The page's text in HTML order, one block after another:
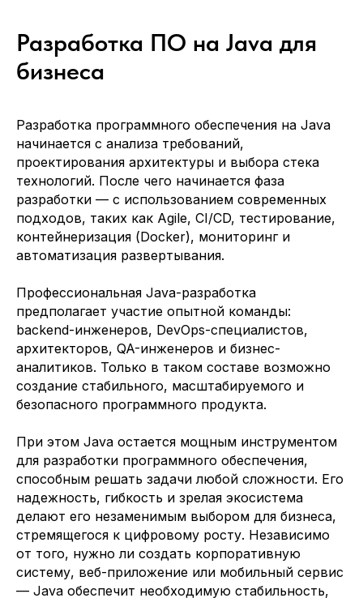
Разработка ПО на Java для
бизнеса
Разработка программного обеспечения на Java
начинается с анализа требований,
проектирования архитектуры и выбора стека
технологий. После чего начинается фаза
разработки — с использованием современных
подходов, таких как Agile, CI/CD, тестирование,
контейнеризация (Docker), мониторинг и
автоматизация развертывания.
Профессиональная Java-разработка
предполагает участие опытной команды:
backend-инженеров, DevOps-специалистов,
архитекторов, QA-инженеров и бизнес-
аналитиков. Только в таком составе возможно
создание стабильного, масштабируемого и
безопасного программного продукта.
При этом Java остается мощным инструментом
для разработки программного обеспечения,
способным решать задачи любой сложности. Его
надежность, гибкость и зрелая экосистема
делают его незаменимым выбором для бизнеса,
стремящегося к цифровому росту. Независимо
от того, нужно ли создать корпоративную
систему, веб-приложение или мобильный сервис
— Java обеспечит необходимую стабильность,
Ваше имя
Компания
Телефон или мессенджер или почта (telegram, WhatsApp, email)
Какие специалисты требуются
Отправить заявку
Заполняя данную форму, вы даете
Согласие на обработку Персональных
данныхи соглашаетесь сПолитикой в
отношении обработки персональных
данных
Давайтеусилим вашу
специалистами
Расскажите кто вам требуется и мы
24 часов